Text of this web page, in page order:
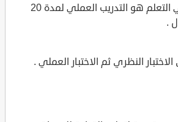
– الاسلوب الاخير في التعلم هو التدريب العملي لمدة 20
النظري ثم الاختبار العملي .